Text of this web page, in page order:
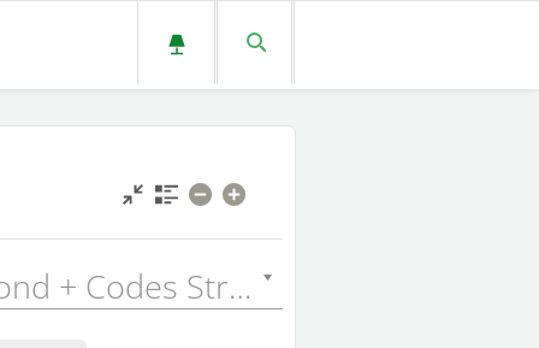
Louis Segond + Codes Strong (LSGSN) - 1910